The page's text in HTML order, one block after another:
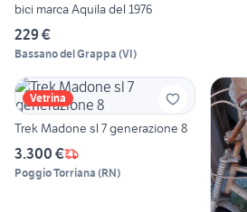
bici marca Aquila del 1976
229 €
Bassano del Grappa (VI)
Vetrina
Trek Madone sl 7 generazione 8
3.300 €
Poggio Torriana (RN)